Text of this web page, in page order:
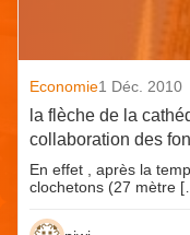
Economie1 Déc. 2010
la flèche de la
collaboration des
En effet , après la
clochetons (27 mètre